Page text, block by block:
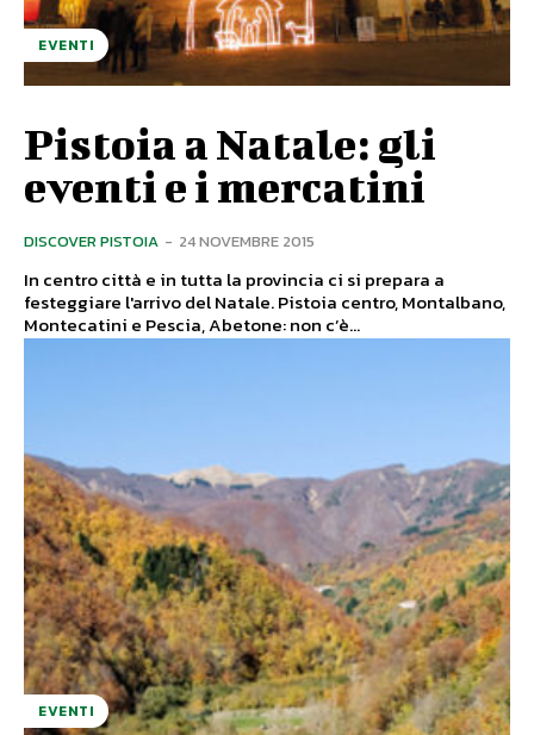
EVENTI
Pistoia a Natale: gli
eventi e i mercatini
DISCOVER PISTOIA - 24 NOVEMBRE 2015
In centro città e in tutta la provincia ci si prepara a
festeggiare l'arrivo del Natale. Pistoia centro, Montalbano,
Montecatini e Pescia, Abetone: non c’è...
EVENTI